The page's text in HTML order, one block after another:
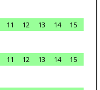
11 12 13 14
15
11 12 13 14
15